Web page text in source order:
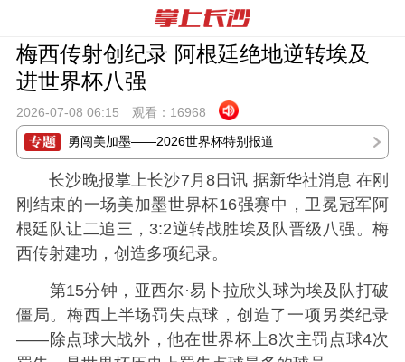
梅西传射创纪录 阿根廷绝地逆转埃及
进世界杯八强
2026-07-08 06:15 观看： 16968
勇闯美加墨——2026世界杯特别报道
长沙晚报掌上长沙7月8日讯 据新华社消息 在刚
刚结束的一场美加墨世界杯16强赛中，卫冕冠军阿
根廷队让二追三，3:2逆转战胜埃及队晋级八强。梅
西传射建功，创造多项纪录。
第15分钟，亚西尔·易卜拉欣头球为埃及队打破
僵局。梅西上半场罚失点球，创造了一项另类纪录
——除点球大战外，他在世界杯上8次主罚点球4次